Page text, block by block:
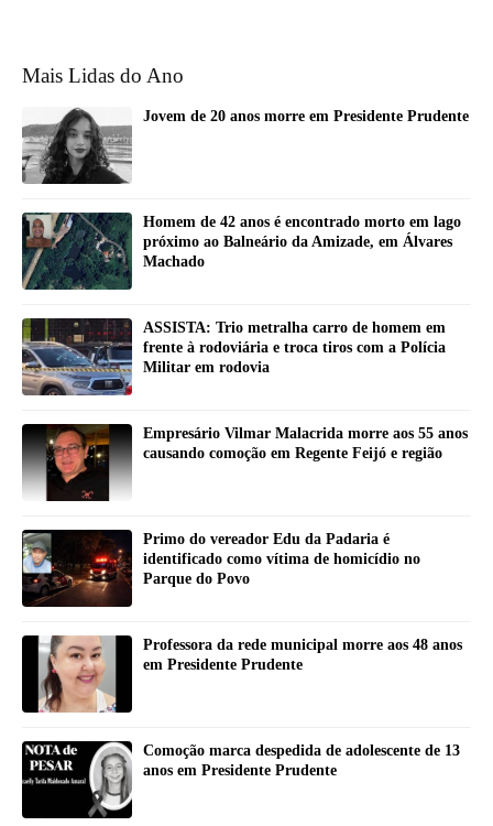
Mais Lidas do Ano
Jovem de 20 anos morre em Presidente Prudente
Homem de 42 anos é encontrado morto em lago
próximo ao Balneário da Amizade, em Álvares
Machado
ASSISTA: Trio metralha carro de homem em
frente à rodoviária e troca tiros com a Polícia
Militar em rodovia
Empresário Vilmar Malacrida morre aos 55 anos
causando comoção em Regente Feijó e região
Primo do vereador Edu da Padaria é
identificado como vítima de homicídio no
Parque do Povo
Professora da rede municipal morre aos 48 anos
em Presidente Prudente
Comoção marca despedida de adolescente de 13
anos em Presidente Prudente